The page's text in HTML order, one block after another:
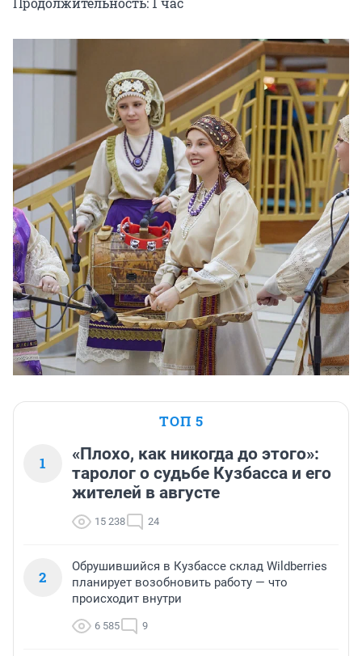
ТОП 5
1
«Плохо, как никогда до этого»:
таролог о судьбе Кузбасса и его
жителей в августе
15 238 24
2
Обрушившийся в Кузбассе склад Wildberries
планирует возобновить работу — что
происходит внутри
6 585 9